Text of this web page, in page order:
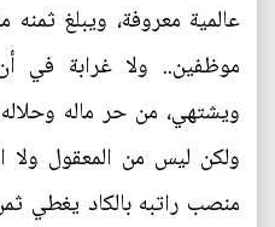
عالمية معروفة، ويبلغ
موظفين.. ولا غرابة في
ويشتهي، من حر ماله
ولكن ليس من المعقول ولا
منصب راتبه بالكاد يغطي